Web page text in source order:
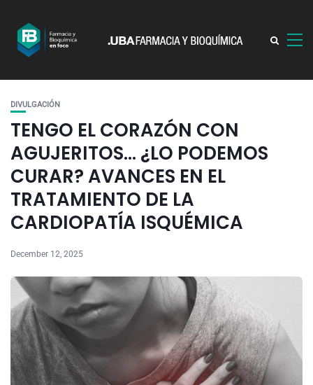
DIVULGACIÓN
TENGO EL CORAZÓN CON
AGUJERITOS… ¿LO PODEMOS
CURAR? AVANCES EN EL
TRATAMIENTO DE LA
CARDIOPATÍA ISQUÉMICA
December 12, 2025